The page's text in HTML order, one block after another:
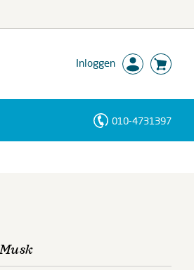
Inloggen
010-4731397